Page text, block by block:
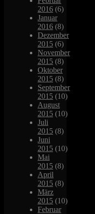
2016 (6)
Januar
2016 (8)
Dezember
2015 (6)
November
2015 (8)
Oktober
2015 (8)
September
2015 (10)
August
2015 (10)
Juli
2015 (8)
Juni
2015 (10)
Mai
2015 (8)
April
2015 (8)
März
2015 (10)
Februar